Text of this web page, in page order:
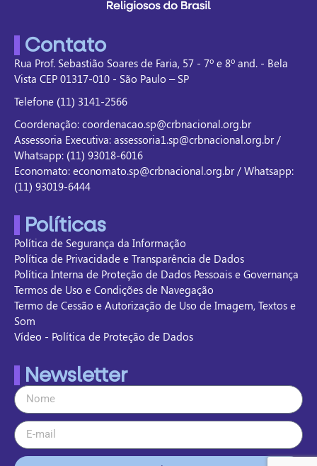
Contato
Rua Prof. Sebastião Soares de Faria, 57 - 7º e 8º and. - Bela
Vista CEP 01317-010 - São Paulo – SP
Telefone (11) 3141-2566
Coordenação: coordenacao.sp@crbnacional.org.br
Assessoria Executiva: assessoria1.sp@crbnacional.org.br /
Whatsapp: (11) 93018-6016
Economato: economato.sp@crbnacional.org.br / Whatsapp:
(11) 93019-6444
Políticas
Política de Segurança da Informação
Política de Privacidade e Transparência de Dados
Política Interna de Proteção de Dados Pessoais e Governança
Termos de Uso e Condições de Navegação
Termo de Cessão e Autorização de Uso de Imagem, Textos e
Som
Vídeo - Política de Proteção de Dados
Newsletter